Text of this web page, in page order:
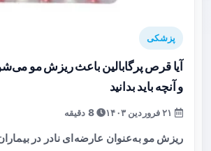
پزشکی
آیا قرص پرگابالین باعث ریزش مو
و آنچه باید بدانید
8 دقیقه
ریزش مو به‌عنوان عارضه‌ای نادر در